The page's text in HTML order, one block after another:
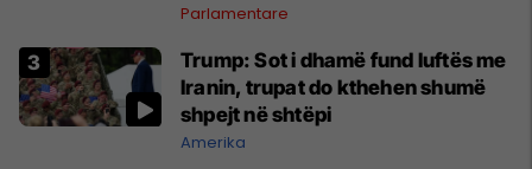
e mandateve?
Parlamentare
Trump: Sot i dhamë fund luftës me
Iranin, trupat do kthehen shumë
shpejt në shtëpi
Amerika